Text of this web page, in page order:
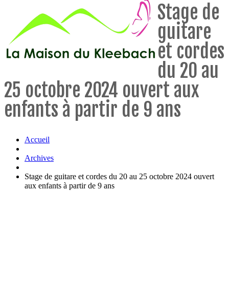
Stage de
guitare
et cordes
du 20 au
25 octobre 2024 ouvert aux
enfants à partir de 9 ans
Accueil
Archives
Stage de guitare et cordes du 20 au 25 octobre 2024 ouvert
aux enfants à partir de 9 ans